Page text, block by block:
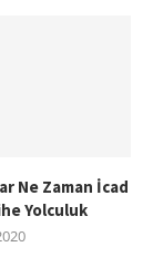
Ne Zaman İcad
Yolculuk